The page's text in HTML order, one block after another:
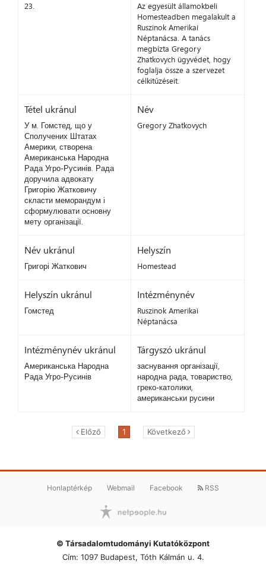
23.
Az egyesült államokbeli
Homesteadben megalakult a
Ruszinok Amerikai
Néptanácsa. A tanács
megbízta Gregory
Zhatkovych ügyvédet, hogy
foglalja össze a szervezet
célkitűzéseit.
Tétel ukránul
У м. Гомстед, що у
Сполучених Штатах
Америки, створена
Американська Народна
Рада Угро-Русинів. Рада
доручила адвокату
Григорію Жатковичу
скласти меморандум і
сформулювати основну
мету організації.
Név
Gregory Zhatkovych
Név ukránul
Григорі Жаткович
Helyszín
Homestead
Helyszín ukránul
Гомстед
Intézménynév
Ruszinok Amerikai
Néptanácsa
Intézménynév ukránul
Американська Народна
Рада Угро-Русинів
Tárgyszó ukránul
заснування організації,
народна рада, товариство,
греко-католики,
американськи русини
Előző 1 Következő
Honlaptérkép Webmail Facebook RSS
© Társadalomtudományi Kutatóközpont
Cím: 1097 Budapest, Tóth Kálmán u. 4.